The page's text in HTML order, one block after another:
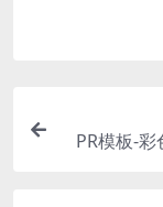
PR模板-